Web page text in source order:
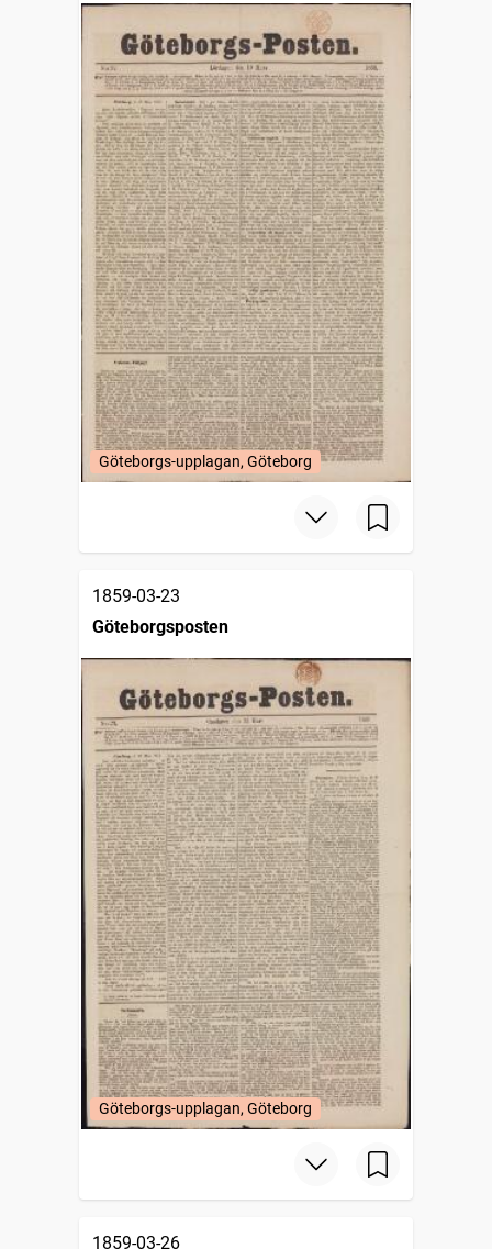
Göteborgs-upplagan, Göteborg
1859-03-23
Göteborgsposten
Göteborgs-upplagan, Göteborg
1859-03-26